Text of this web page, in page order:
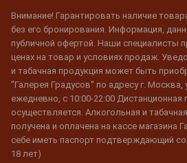
Внимание! Гарантировать наличие
без его бронирования. Информация,
публичной офертой. Наши специалисты
ценах на товар и условиях продаж.
и табачная продукция может быть
"Галерея Градусов" по адресу г. Москва,
ежедневно, с 10:00-22:00
осуществляется. Алкогольная и
получена и оплачена на кассе магазина
себе иметь паспорт подтверждающий
18 лет)